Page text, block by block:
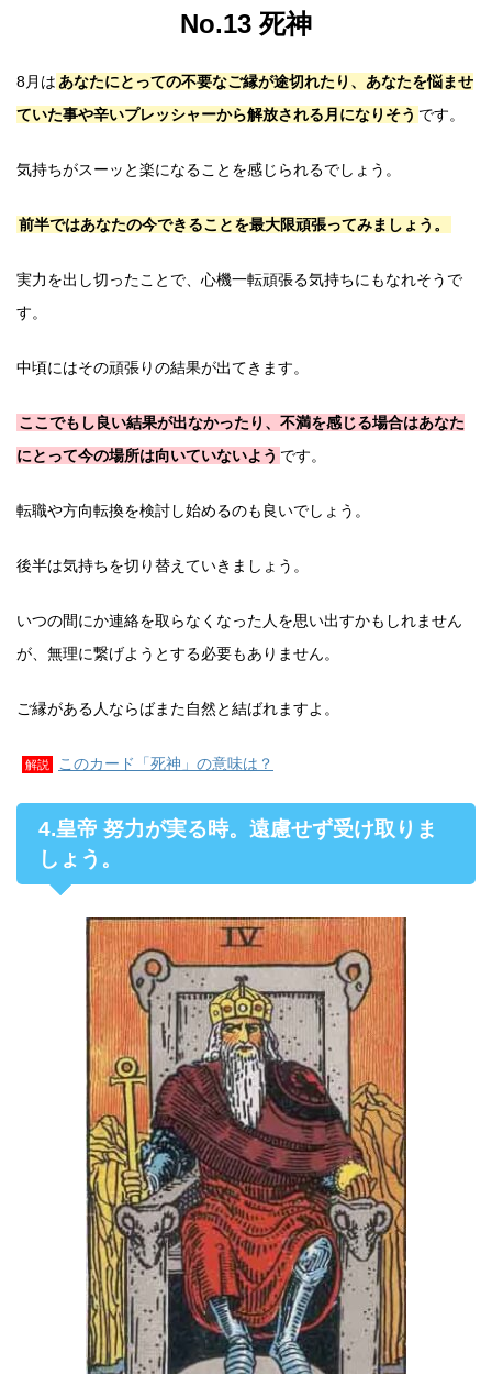
No.13 死神
8月は あなたにとっての不要なご縁が途切れたり、あなたを悩ませ
ていた事や辛いプレッシャーから解放される月になりそう です。
気持ちがスーッと楽になることを感じられるでしょう。
前半ではあなたの今できることを最大限頑張ってみましょう。
実力を出し切ったことで、心機一転頑張る気持ちにもなれそうで
す。
中頃にはその頑張りの結果が出てきます。
ここでもし良い結果が出なかったり、不満を感じる場合はあなた
にとって今の場所は向いていないよう です。
転職や方向転換を検討し始めるのも良いでしょう。
後半は気持ちを切り替えていきましょう。
いつの間にか連絡を取らなくなった人を思い出すかもしれません
が、無理に繋げようとする必要もありません。
ご縁がある人ならばまた自然と結ばれますよ。
解説 このカード「死神」の意味は？
4.皇帝 努力が実る時。遠慮せず受け取りま
しょう。